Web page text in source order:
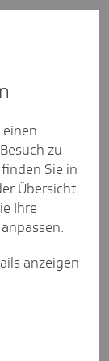
So
einen
zu
Sie in
Übersicht
Ihre
anzeigen